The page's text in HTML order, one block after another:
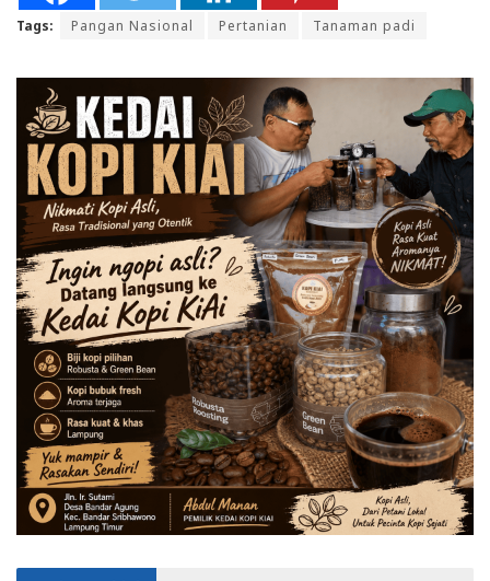
Tags: Pangan Nasional Pertanian Tanaman padi